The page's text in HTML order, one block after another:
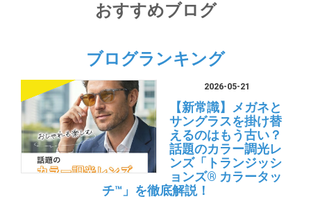
おすすめブログ
ブログランキング
2026-05-21
【新常識】メガネと
サングラスを掛け替
えるのはもう古い？
話題のカラー調光レ
ンズ「トランジッシ
ョンズ® カラータッ
チ™」を徹底解説！